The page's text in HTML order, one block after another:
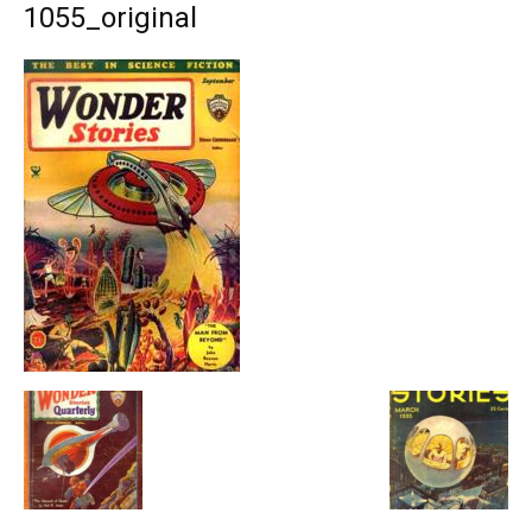
1055_original